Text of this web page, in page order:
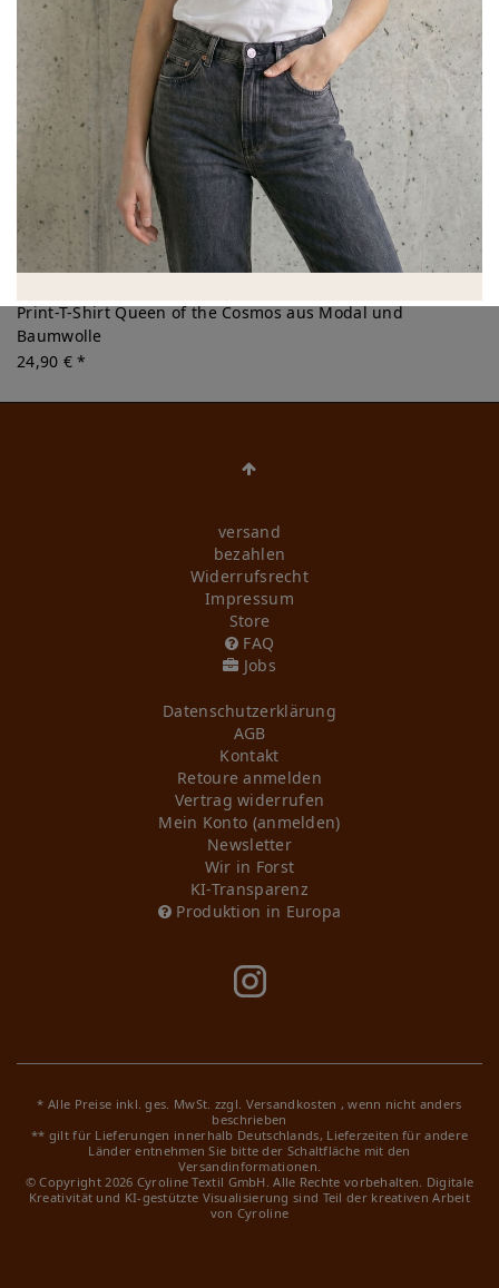
Print-T-Shirt Queen of the Cosmos aus Modal und
Baumwolle
24,90 € *
versand
bezahlen
Widerrufs­recht
Impressum
Store
FAQ
Jobs
Daten­schutz­erklärung
AGB
Kontakt
Retoure anmelden
Vertrag widerrufen
Mein Konto (anmelden)
Newsletter
Wir in Forst
KI-Transparenz
Produktion in Europa
* Alle Preise inkl. ges. MwSt. zzgl. Versandkosten , wenn nicht anders
beschrieben
** gilt für Lieferungen innerhalb Deutschlands, Lieferzeiten für andere
Länder entnehmen Sie bitte der Schaltfläche mit den
Versandinformationen.
© Copyright 2026 Cyroline Textil GmbH. Alle Rechte vorbehalten. Digitale
Kreativität und KI-gestützte Visualisierung sind Teil der kreativen Arbeit
von Cyroline